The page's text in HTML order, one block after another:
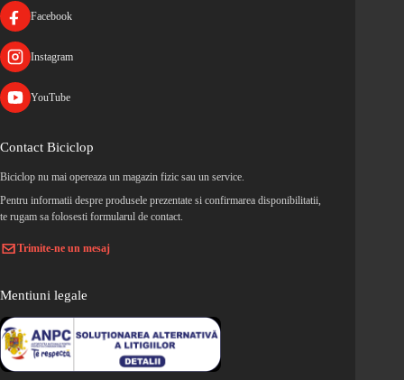
Facebook
Instagram
YouTube
Contact Biciclop
Biciclop nu mai opereaza un magazin fizic sau un service.
Pentru informatii despre produsele prezentate si confirmarea disponibilitatii,
te rugam sa folosesti formularul de contact.
Trimite-ne un mesaj
Mentiuni legale